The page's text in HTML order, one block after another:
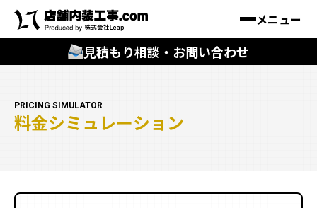
メニュー
見積もり相談・お問い合わせ
🔍︎探す
キーワードから
PRICING SIMULATOR
料金シミュレーション